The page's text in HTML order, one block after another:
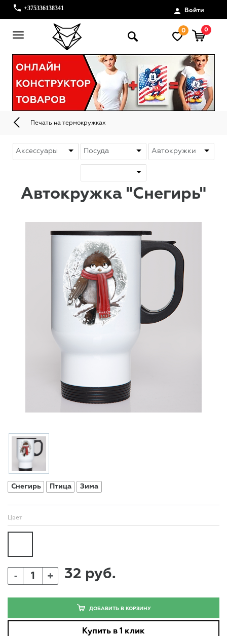
+375336138341 Войти
0 0
Печать на термокружках
Автокружка "Снегирь"
Снегирь Птица Зима
Цвет
- + 32 руб.
ДОБАВИТЬ В КОРЗИНУ
Купить в 1 клик